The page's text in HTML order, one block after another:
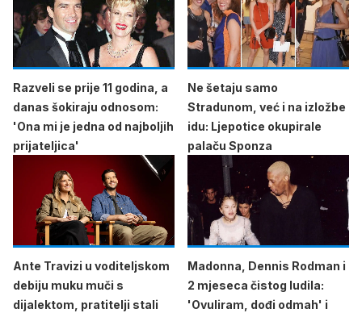
Razveli se prije 11 godina, a
danas šokiraju odnosom:
'Ona mi je jedna od najboljih
prijateljica'
Ne šetaju samo
Stradunom, već i na izložbe
idu: Ljepotice okupirale
palaču Sponza
Ante Travizi u voditeljskom
debiju muku muči s
dijalektom, pratitelji stali
Madonna, Dennis Rodman i
2 mjeseca čistog ludila:
'Ovuliram, dođi odmah' i